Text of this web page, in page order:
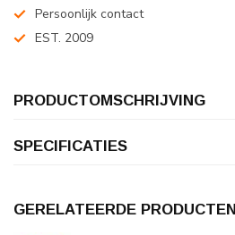
Persoonlijk contact
EST. 2009
PRODUCTOMSCHRIJVING
SPECIFICATIES
GERELATEERDE PRODUCTEN